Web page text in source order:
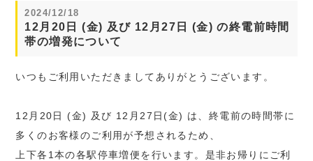
2024/12/18
12月20日 (金) 及び 12月27日 (金) の終電前時間
帯の増発について
いつもご利用いただきましてありがとうございます。
12月20日 (金) 及び 12月27日(金) は、終電前の時間帯に
多くのお客様のご利用が予想されるため、
上下各1本の各駅停車増便を行います。是非お帰りにご利